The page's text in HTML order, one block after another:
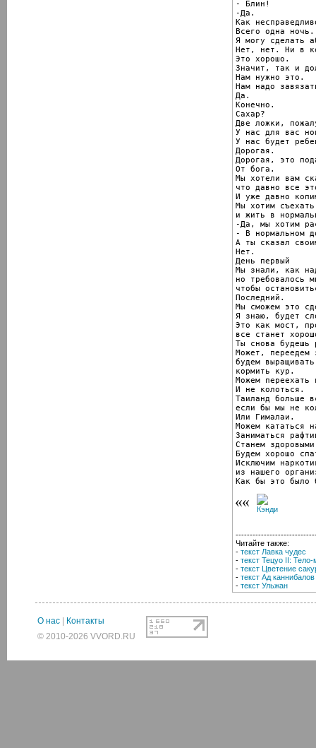
- Блин!
-Да.
Как
Всего одна ночь.
Я могу сделать
Нет, нет. Ни в
Это хорошо.
Значит, так и
Нам нужно это.
Нам надо
Да.
Конечно.
Сахар?
Две ложки,
У нас для вас
У нас будет
Дорогая.
Дорогая, это
От бога.
Мы хотели вам
что давно все
И уже давно
Мы хотим
и жить в
-Да, мы хотим
- В нормальном
А ты сказал
Нет.
День первый
Мы знали, как
но требовалось
чтобы
Последний.
Мы сможем это
Я знаю, будет
Это как мост,
все станет
Ты снова будешь
Может, переедем
будем
кормить кур.
Можем переехать
И не колоться.
Таиланд больше
если бы мы не
Или Гималаи.
Можем кататься
Заниматься
Станем
Будем хорошо
Исключим
из нашего
Как бы это было
Читайте также:
- текст Лавка чудес
- текст Тецуо II: Тело-
- текст Цветение
- текст Ад каннибалов
- текст Ульжан
О нас
Контакты
© 2010-2026 VVORD.RU